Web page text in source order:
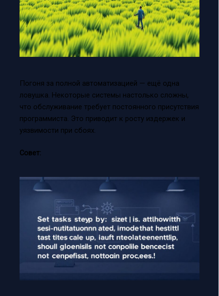
Погоня за полной автоматизацией — ещё одна
ловушка. Некоторые системы настолько сложны,
что обслуживание требует постоянного присутствия
программиста. Это приводит к росту издержек и
уязвимости при сбоях.
Совет: